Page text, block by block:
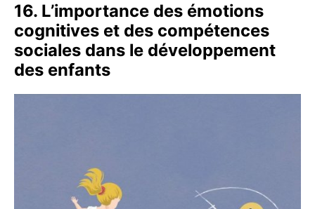
16. L’importance des émotions
cognitives et des compétences
sociales dans le développement
des enfants